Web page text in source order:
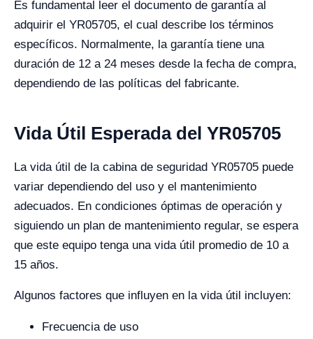
Es fundamental leer el documento de garantía al
adquirir el YR05705, el cual describe los términos
específicos. Normalmente, la garantía tiene una
duración de 12 a 24 meses desde la fecha de compra,
dependiendo de las políticas del fabricante.
Vida Útil Esperada del YR05705
La vida útil de la cabina de seguridad YR05705 puede
variar dependiendo del uso y el mantenimiento
adecuados. En condiciones óptimas de operación y
siguiendo un plan de mantenimiento regular, se espera
que este equipo tenga una vida útil promedio de 10 a
15 años.
Algunos factores que influyen en la vida útil incluyen:
Frecuencia de uso